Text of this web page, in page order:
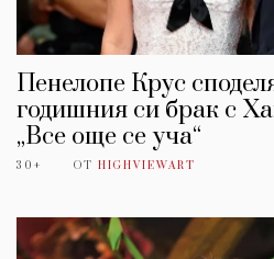
Пенелопе Крус
годишния си брак с
„Все още се уча“
30+ ОТ HIGHVIEWART